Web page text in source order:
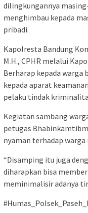
dilingkungannya
menghimbau kepada
pribadi.
Kapolresta Bandung
M.H., CPHR melalui
Berharap kepada warga
kepada aparat
pelaku tindak
Kegiatan sambang
petugas
nyaman terhadap
“Disamping itu juga
diharapkan bisa
meminimalisir adanya